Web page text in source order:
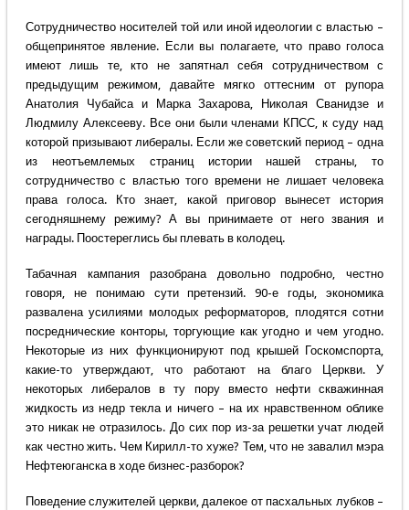
Сотрудничество носителей той или иной идеологии с властью –
общепринятое явление. Если вы полагаете, что право голоса
имеют лишь те, кто не запятнал себя сотрудничеством с
предыдущим режимом, давайте мягко оттесним от рупора
Анатолия Чубайса и Марка Захарова, Николая Сванидзе и
Людмилу Алексееву. Все они были членами КПСС, к суду над
которой призывают либералы. Если же советский период – одна
из неотъемлемых страниц истории нашей страны, то
сотрудничество с властью того времени не лишает человека
права голоса. Кто знает, какой приговор вынесет история
сегодняшнему режиму? А вы принимаете от него звания и
награды. Поостереглись бы плевать в колодец.
Табачная кампания разобрана довольно подробно, честно
говоря, не понимаю сути претензий. 90-е годы, экономика
развалена усилиями молодых реформаторов, плодятся сотни
посреднические конторы, торгующие как угодно и чем угодно.
Некоторые из них функционируют под крышей Госкомспорта,
какие-то утверждают, что работают на благо Церкви. У
некоторых либералов в ту пору вместо нефти скважинная
жидкость из недр текла и ничего – на их нравственном облике
это никак не отразилось. До сих пор из-за решетки учат людей
как честно жить. Чем Кирилл-то хуже? Тем, что не завалил мэра
Нефтеюганска в ходе бизнес-разборок?
Поведение служителей церкви, далекое от пасхальных лубков –